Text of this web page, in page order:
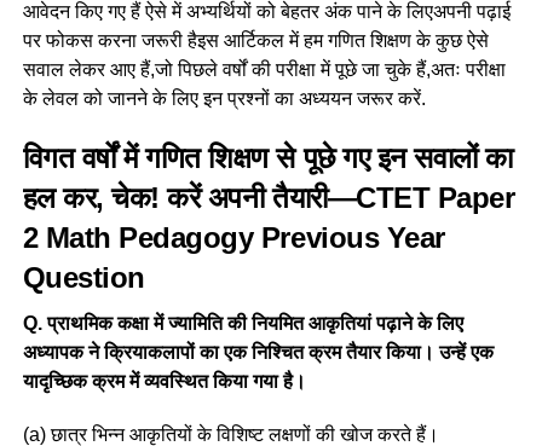
आवेदन किए गए हैं ऐसे में अभ्यर्थियों को बेहतर अंक पाने के लिएअपनी पढ़ाई
पर फोकस करना जरूरी हैइस आर्टिकल में हम गणित शिक्षण के कुछ ऐसे
सवाल लेकर आए हैं,जो पिछले वर्षों की परीक्षा में पूछे जा चुके हैं,अतः परीक्षा
के लेवल को जानने के लिए इन प्रश्नों का अध्ययन जरूर करें.
विगत वर्षों में गणित शिक्षण से पूछे गए इन सवालों का
हल कर, चेक! करें अपनी तैयारी—CTET Paper
2 Math Pedagogy Previous Year
Question
Q. प्राथमिक कक्षा में ज्यामिति की नियमित आकृतियां पढ़ाने के लिए
अध्यापक ने क्रियाकलापों का एक निश्चित क्रम तैयार किया। उन्हें एक
यादृच्छिक क्रम में व्यवस्थित किया गया है।
(a) छात्र भिन्न आकृतियों के विशिष्ट लक्षणों की खोज करते हैं।